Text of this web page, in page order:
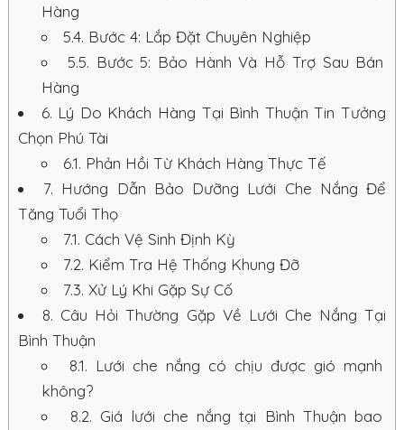
Hàng
5.4. Bước 4: Lắp Đặt Chuyên Nghiệp
5.5. Bước 5: Bảo Hành Và Hỗ Trợ Sau Bán
Hàng
6. Lý Do Khách Hàng Tại Bình Thuận Tin Tưởng
Chọn Phú Tài
6.1. Phản Hồi Từ Khách Hàng Thực Tế
7. Hướng Dẫn Bảo Dưỡng Lưới Che Nắng Để
Tăng Tuổi Thọ
7.1. Cách Vệ Sinh Định Kỳ
7.2. Kiểm Tra Hệ Thống Khung Đỡ
7.3. Xử Lý Khi Gặp Sự Cố
8. Câu Hỏi Thường Gặp Về Lưới Che Nắng Tại
Bình Thuận
8.1. Lưới che nắng có chịu được gió mạnh
không?
8.2. Giá lưới che nắng tại Bình Thuận bao